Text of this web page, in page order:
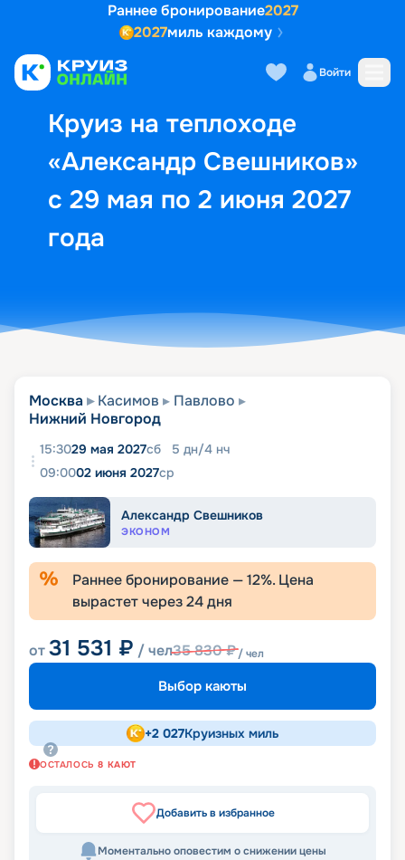
Раннее бронирование2027
2027миль каждому
Войти
Круиз на теплоходе
«Александр Свешников»
с 29 мая по 2 июня 2027
года
Выбор кают Маршрут и
Москва Касимов
Павлово
Нижний Новгород
15:3029 мая 2027сб 5 дн/4 нч
09:0002 июня 2027ср
Александр Свешников
ЭКОНОМ
Раннее бронирование —12%. Цена
вырастет через24дня
от31 531 ₽ / чел35 830₽/ чел
Выбор каюты
+2 027Круизных миль
ОСТАЛОСЬ 8 КАЮТ
Добавить в избранное
Моментально оповестим о снижении цены